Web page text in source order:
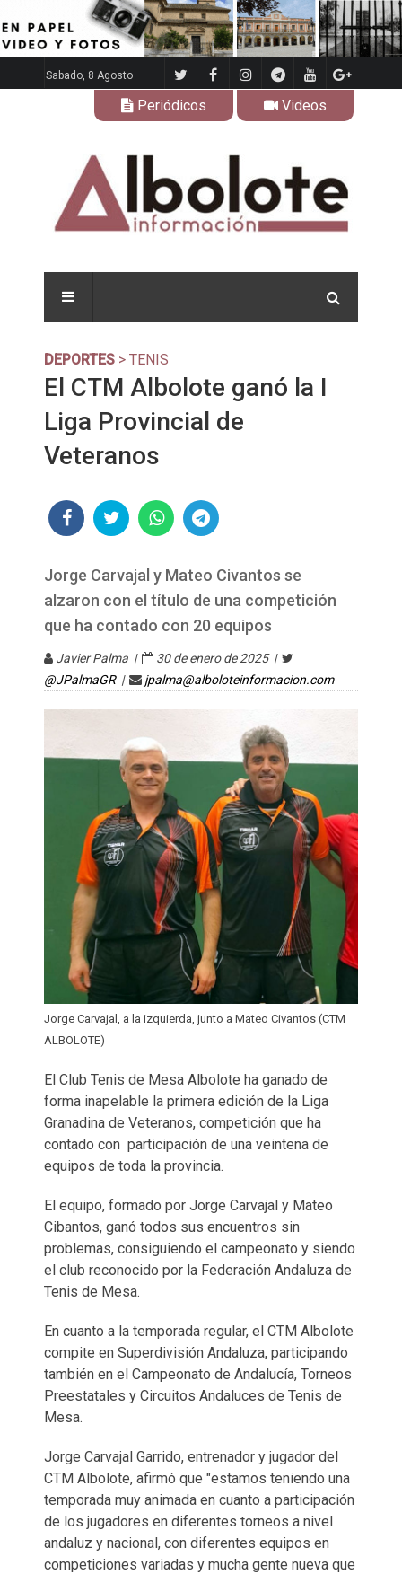
Sabado, 8 Agosto
Periódicos Videos
DEPORTES > TENIS
El CTM Albolote ganó la I
Liga Provincial de
Veteranos
Jorge Carvajal y Mateo Civantos se
alzaron con el título de una competición
que ha contado con 20 equipos
Javier Palma |
30 de enero de 2025 |
@JPalmaGR| jpalma@alboloteinformacion.com
Jorge Carvajal, a la izquierda, junto a Mateo Civantos (CTM
ALBOLOTE)
El Club Tenis de Mesa Albolote ha ganado de
forma inapelable la primera edición de la Liga
Granadina de Veteranos, competición que ha
contado con participación de una veintena de
equipos de toda la provincia.
El equipo, formado por Jorge Carvajal y Mateo
Cibantos, ganó todos sus encuentros sin
problemas, consiguiendo el campeonato y siendo
el club reconocido por la Federación Andaluza de
Tenis de Mesa.
En cuanto a la temporada regular, el CTM Albolote
compite en Superdivisión Andaluza, participando
también en el Campeonato de Andalucía, Torneos
Preestatales y Circuitos Andaluces de Tenis de
Mesa.
Jorge Carvajal Garrido, entrenador y jugador del
CTM Albolote, afirmó que "estamos teniendo una
temporada muy animada en cuanto a participación
de los jugadores en diferentes torneos a nivel
andaluz y nacional, con diferentes equipos en
competiciones variadas y mucha gente nueva que